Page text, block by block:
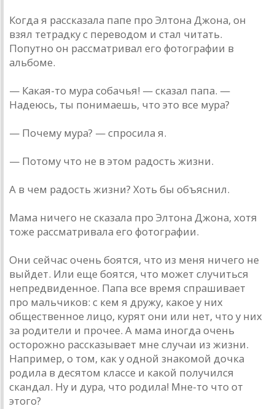
Когда я рассказала папе про Элтона Джона, он
взял тетрадку с переводом и стал читать.
Попутно он рассматривал его фотографии в
альбоме.
— Какая-то мура собачья! — сказал папа. —
Надеюсь, ты понимаешь, что это все мура?
— Почему мура? — спросила я.
— Потому что не в этом радость жизни.
А в чем радость жизни? Хоть бы объяснил.
Мама ничего не сказала про Элтона Джона, хотя
тоже рассматривала его фотографии.
Они сейчас очень боятся, что из меня ничего не
выйдет. Или еще боятся, что может случиться
непредвиденное. Папа все время спрашивает
про мальчиков: с кем я дружу, какое у них
общественное лицо, курят они или нет, что у них
за родители и прочее. А мама иногда очень
осторожно рассказывает мне случаи из жизни.
Например, о том, как у одной знакомой дочка
родила в десятом классе и какой получился
скандал. Ну и дура, что родила! Мне-то что от
этого?